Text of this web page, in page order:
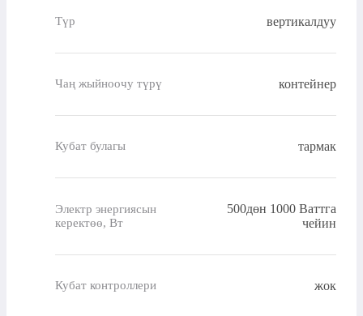
Түр вертикалдуу
Чаң жыйноочу түрү контейнер
Кубат булагы тармак
Электр энергиясын
керектөө, Вт
500дөн 1000 Ваттга
чейин
Кубат контроллери жок